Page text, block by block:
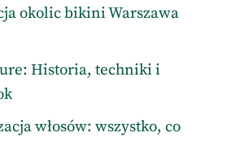
okolic bikini Warszawa
Historia, techniki i
włosów: wszystko, co